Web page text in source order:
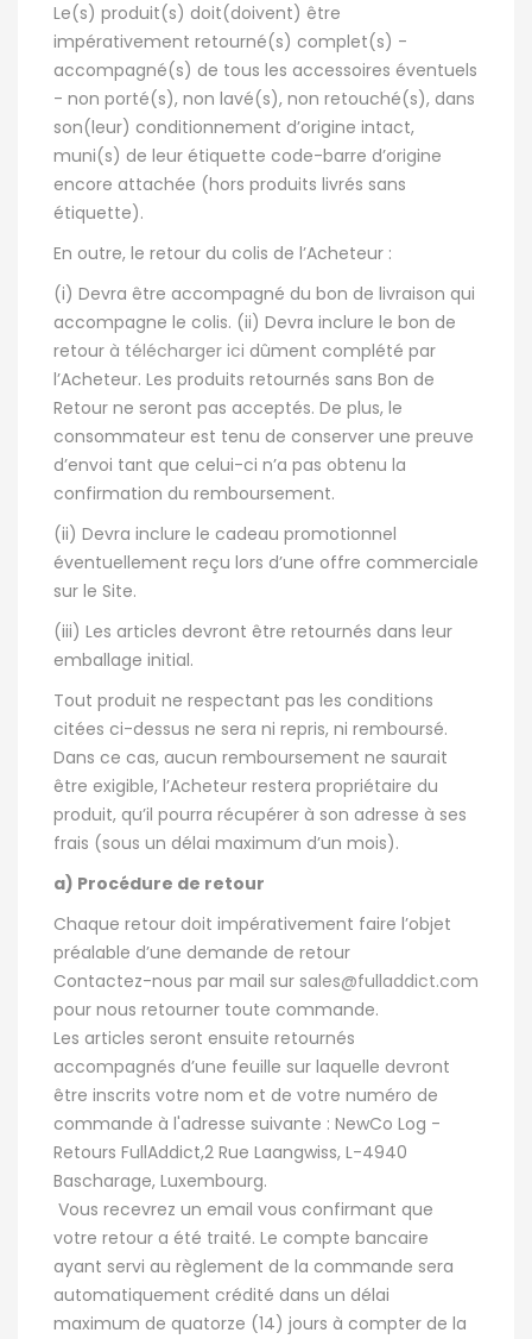
Le(s) produit(s) doit(doivent) être
impérativement retourné(s) complet(s) -
accompagné(s) de tous les accessoires éventuels
- non porté(s), non lavé(s), non retouché(s), dans
son(leur) conditionnement d’origine intact,
muni(s) de leur étiquette code-barre d’origine
encore attachée (hors produits livrés sans
étiquette).
En outre, le retour du colis de l’Acheteur :
(i) Devra être accompagné du bon de livraison qui
accompagne le colis. (ii) Devra inclure le bon de
retour à télécharger ici dûment complété par
l’Acheteur. Les produits retournés sans Bon de
Retour ne seront pas acceptés. De plus, le
consommateur est tenu de conserver une preuve
d’envoi tant que celui-ci n’a pas obtenu la
confirmation du remboursement.
(ii) Devra inclure le cadeau promotionnel
éventuellement reçu lors d’une offre commerciale
sur le Site.
(iii) Les articles devront être retournés dans leur
emballage initial.
Tout produit ne respectant pas les conditions
citées ci-dessus ne sera ni repris, ni remboursé.
Dans ce cas, aucun remboursement ne saurait
être exigible, l’Acheteur restera propriétaire du
produit, qu’il pourra récupérer à son adresse à ses
frais (sous un délai maximum d’un mois).
a) Procédure de retour
Chaque retour doit impérativement faire l’objet
préalable d’une demande de retour
Contactez-nous par mail sur sales@fulladdict.com
pour nous retourner toute commande.
Les articles seront ensuite retournés
accompagnés d’une feuille sur laquelle devront
être inscrits votre nom et de votre numéro de
commande à l'adresse suivante : NewCo Log -
Retours FullAddict,2 Rue Laangwiss, L-4940
Bascharage, Luxembourg.
Vous recevrez un email vous confirmant que
votre retour a été traité. Le compte bancaire
ayant servi au règlement de la commande sera
automatiquement crédité dans un délai
maximum de quatorze (14) jours à compter de la